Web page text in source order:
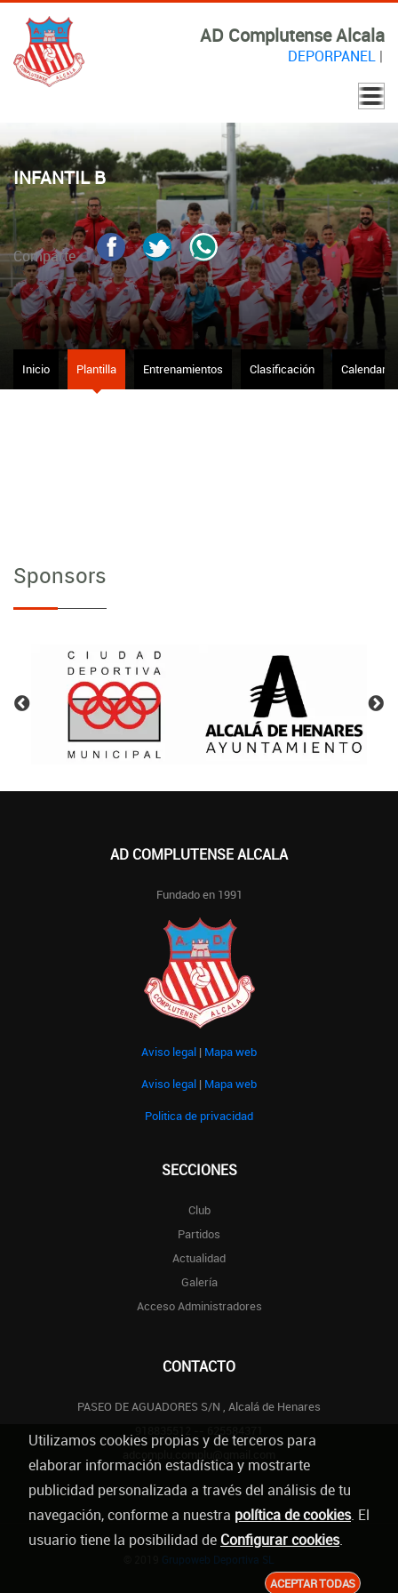
AD Complutense Alcala
DEPORPANEL|
INFANTIL B
Comparte
Inicio Plantilla Entrenamientos Clasificación Calendario
Sponsors
AD COMPLUTENSE ALCALA
Fundado en 1991
Aviso legal | Mapa web
Aviso legal | Mapa web
Politica de privacidad
SECCIONES
Club
Partidos
Actualidad
Galería
Acceso Administradores
CONTACTO
PASEO DE AGUADORES S/N , Alcalá de Henares
Grupoweb Deportiva SL
Utilizamos cookies propias y de terceros para
elaborar información estadística y mostrarte
publicidad personalizada a través del análisis de tu
navegación, conforme a nuestra política de cookies. El
usuario tiene la posibilidad de Configurar cookies.
ACEPTAR TODAS